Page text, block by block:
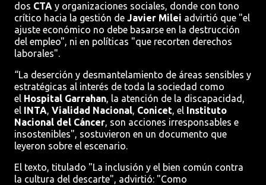
dos CTA y organizaciones sociales, donde con tono
crítico hacia la gestión de Javier Milei advirtió que "el
ajuste económico no debe basarse en la destrucción
del empleo", ni en políticas "que recorten derechos
laborales".
“La deserción y desmantelamiento de áreas sensibles y
estratégicas al interés de toda la sociedad como
el Hospital Garrahan, la atención de la discapacidad,
el INTA, Vialidad Nacional, Conicet, el Instituto
Nacional del Cáncer, son acciones irresponsables e
insostenibles", sostuvieron en un documento que
leyeron sobre el escenario.
El texto, titulado "La inclusión y el bien común contra
la cultura del descarte", advirtió: "Como